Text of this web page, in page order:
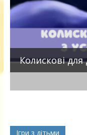
Колискові для
Ігри з дітьми